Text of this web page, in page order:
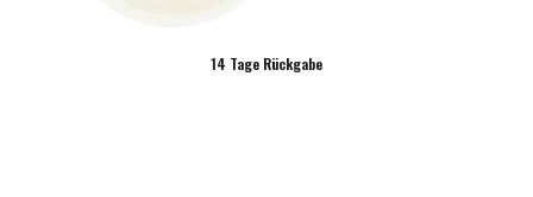
14 Tage Rückgabe